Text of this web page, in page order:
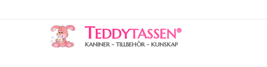
TEDDYTASSEN®
KANINER - TILLBEHÖR - KUNSKAP